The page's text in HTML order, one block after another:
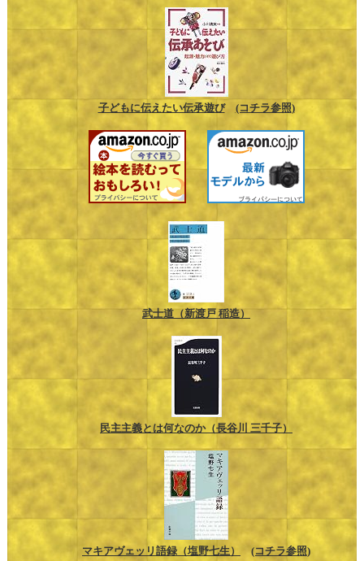
子どもに伝えたい伝承遊び (コチラ参照)
武士道（新渡戸 稲造）
民主主義とは何なのか（長谷川 三千子）
マキアヴェッリ語録（塩野七生） (コチラ参照)